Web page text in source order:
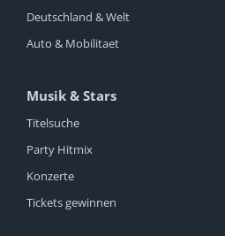
Deutschland & Welt
Auto & Mobilitaet
Musik & Stars
Titelsuche
Party Hitmix
Konzerte
Tickets gewinnen